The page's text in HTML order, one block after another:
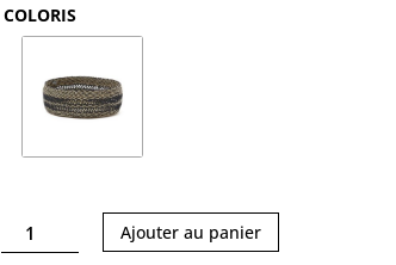
COLORIS
quantité
de
Ajouter au panier